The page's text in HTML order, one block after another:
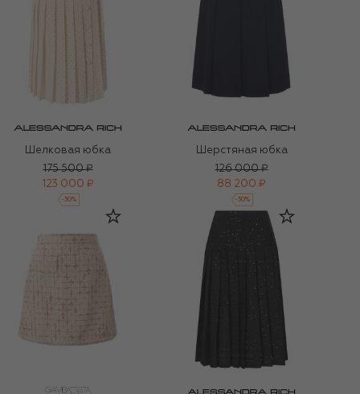
Шелковая юбка
175 500 ₽
123 000 ₽
-30%
Шерстяная юбка
126 000 ₽
88 200 ₽
-30%